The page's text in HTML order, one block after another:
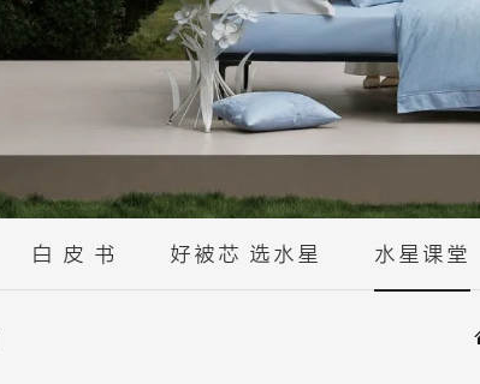
白 皮 书 好被芯 选水星 水星课堂